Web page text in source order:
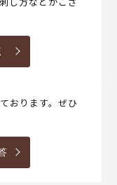
おります。ぜひ